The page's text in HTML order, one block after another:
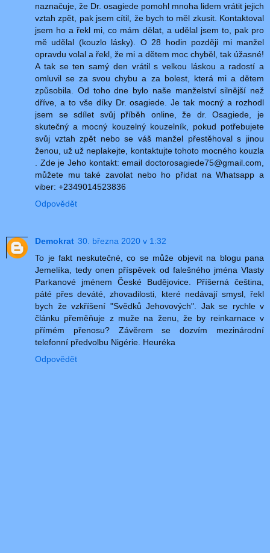
naznačuje, že Dr. osagiede pomohl mnoha lidem vrátit jejich
vztah zpět, pak jsem cítil, že bych to měl zkusit. Kontaktoval
jsem ho a řekl mi, co mám dělat, a udělal jsem to, pak pro
mě udělal (kouzlo lásky). O 28 hodin později mi manžel
opravdu volal a řekl, že mi a dětem moc chyběl, tak úžasné!
A tak se ten samý den vrátil s velkou láskou a radostí a
omluvil se za svou chybu a za bolest, která mi a dětem
způsobila. Od toho dne bylo naše manželství silnější než
dříve, a to vše díky Dr. osagiede. Je tak mocný a rozhodl
jsem se sdílet svůj příběh online, že dr. Osagiede, je
skutečný a mocný kouzelný kouzelník, pokud potřebujete
svůj vztah zpět nebo se váš manžel přestěhoval s jinou
ženou, už už neplakejte, kontaktujte tohoto mocného kouzla
. Zde je Jeho kontakt: email doctorosagiede75@gmail.com,
můžete mu také zavolat nebo ho přidat na Whatsapp a
viber: +2349014523836
Odpovědět
Demokrat 30. března 2020 v 1:32
To je fakt neskutečné, co se může objevit na blogu pana
Jemelíka, tedy onen příspěvek od falešného jména Vlasty
Parkanové jménem České Budějovice. Příšerná čeština,
páté přes deváté, zhovadilosti, které nedávají smysl, řekl
bych že vzkříšení "Svědků Jehovových". Jak se rychle v
článku přeměňuje z muže na ženu, že by reinkarnace v
přímém přenosu? Závěrem se dozvím mezinárodní
telefonní předvolbu Nigérie. Heuréka
Odpovědět